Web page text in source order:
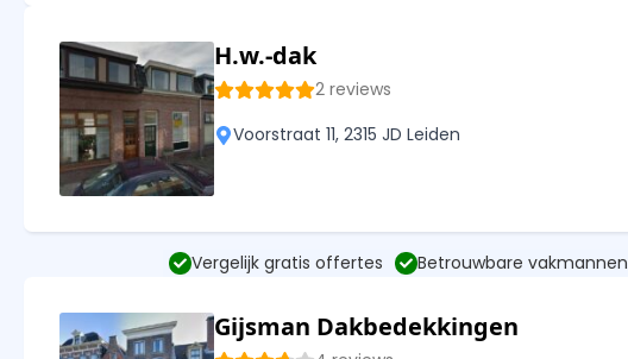
H.w.-dak
2 reviews
Voorstraat 11, 2315 JD Leiden
Vergelijk gratis offertes Betrouwbare vakmannen
Gijsman Dakbedekkingen